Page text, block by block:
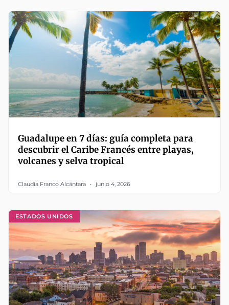
Guadalupe en 7 días: guía completa para
descubrir el Caribe Francés entre playas,
volcanes y selva tropical
Claudia Franco Alcántara junio 4, 2026
ESTADOS UNIDOS